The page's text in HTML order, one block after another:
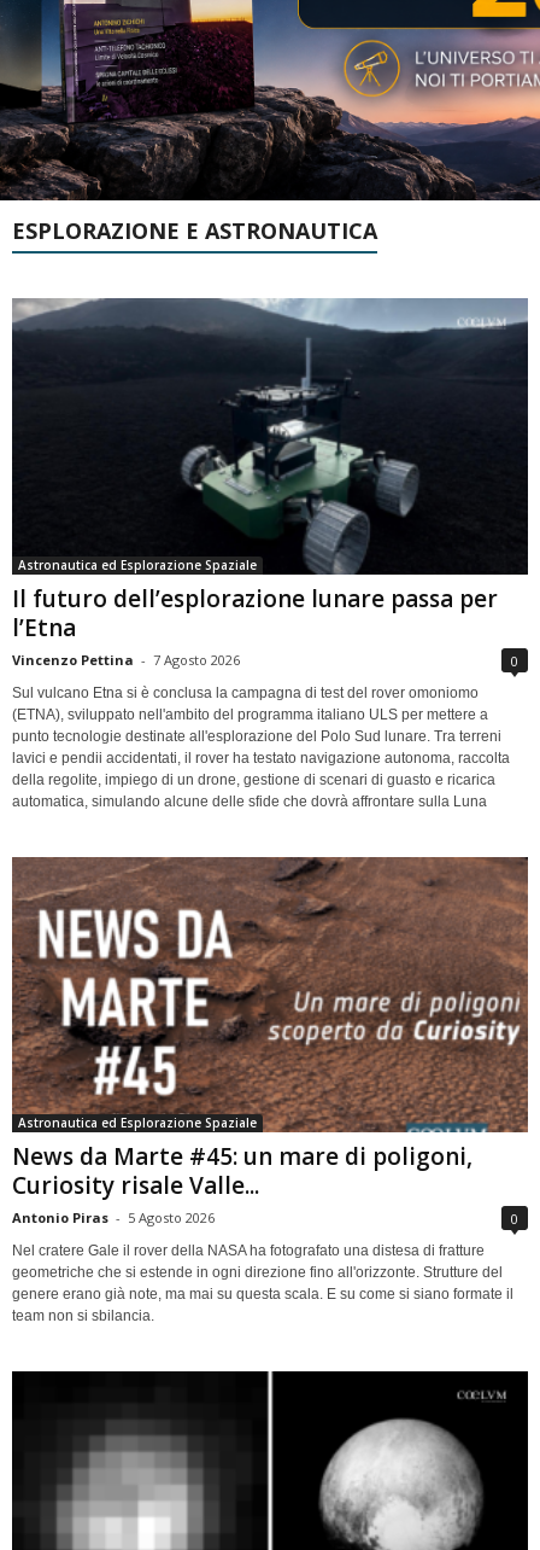
ESPLORAZIONE E ASTRONAUTICA
Astronautica ed Esplorazione Spaziale
Il futuro dell’esplorazione lunare passa per
l’Etna
Vincenzo Pettina - 7 Agosto 2026 0
Sul vulcano Etna si è conclusa la campagna di test del rover omoniomo
(ETNA), sviluppato nell'ambito del programma italiano ULS per mettere a
punto tecnologie destinate all'esplorazione del Polo Sud lunare. Tra terreni
lavici e pendii accidentati, il rover ha testato navigazione autonoma, raccolta
della regolite, impiego di un drone, gestione di scenari di guasto e ricarica
automatica, simulando alcune delle sfide che dovrà affrontare sulla Luna
Astronautica ed Esplorazione Spaziale
News da Marte #45: un mare di poligoni,
Curiosity risale Valle...
Antonio Piras - 5 Agosto 2026 0
Nel cratere Gale il rover della NASA ha fotografato una distesa di fratture
geometriche che si estende in ogni direzione fino all'orizzonte. Strutture del
genere erano già note, ma mai su questa scala. E su come si siano formate il
team non si sbilancia.